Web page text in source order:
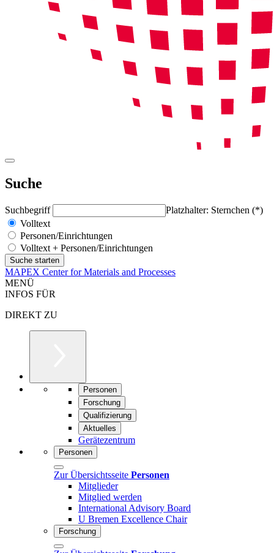
Suche
Suchbegriff
Platzhalter: Sternchen (*)
Volltext
Personen/Einrichtungen
Volltext + Personen/Einrichtungen
MAPEX Center for Materials and Processes
MENÜ
INFOS FÜR
DIREKT ZU
Personen
Forschung
Qualifizierung
Aktuelles
Gerätezentrum
Personen
Zur Übersichtsseite Personen
Mitglieder
Mitglied werden
International Advisory Board
U Bremen Excellence Chair
Forschung